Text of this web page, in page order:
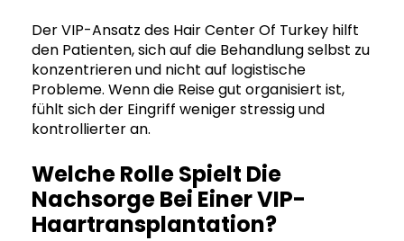
Der VIP-Ansatz des Hair Center Of Turkey hilft
den Patienten, sich auf die Behandlung selbst zu
konzentrieren und nicht auf logistische
Probleme. Wenn die Reise gut organisiert ist,
fühlt sich der Eingriff weniger stressig und
kontrollierter an.
Welche Rolle Spielt Die
Nachsorge Bei Einer VIP-
Haartransplantation?